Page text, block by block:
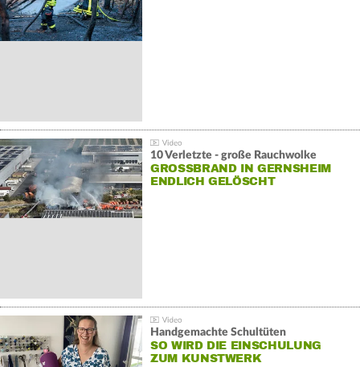
10 Verletzte - große Rauchwolke
GROSSBRAND IN GERNSHEIM E
NDLICH GELÖSCHT
Handgemachte Schultüten
SO WIRD DIE EINSCHULUNG
ZUM KUNSTWERK